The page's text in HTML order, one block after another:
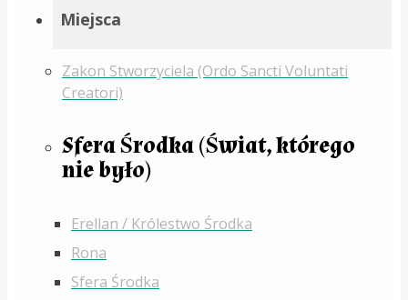
Miejsca
Zakon Stworzyciela (Ordo Sancti Voluntati
Creatori)
Sfera Środka (Świat, którego
nie było)
Erellan / Królestwo Środka
Rona
Sfera Środka